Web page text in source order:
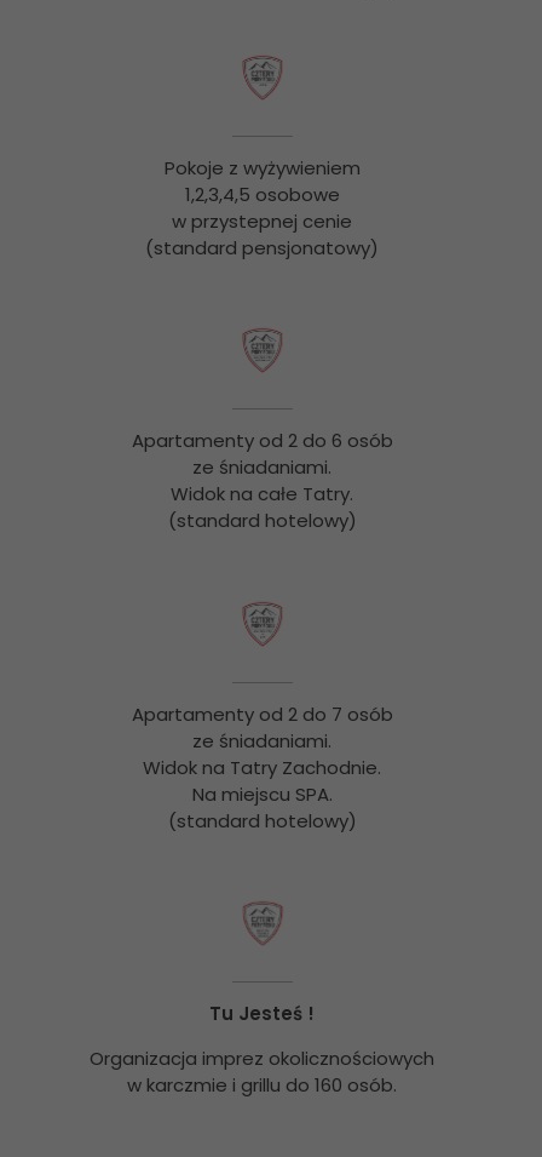
Pokoje z wyżywieniem
1,2,3,4,5 osobowe
w przystepnej cenie
(standard pensjonatowy)
Apartamenty od 2 do 6 osób
ze śniadaniami.
Widok na całe Tatry.
(standard hotelowy)
Apartamenty od 2 do 7 osób
ze śniadaniami.
Widok na Tatry Zachodnie.
Na miejscu SPA.
(standard hotelowy)
Tu Jesteś !
Organizacja imprez okolicznościowych
w karczmie i grillu do 160 osób.